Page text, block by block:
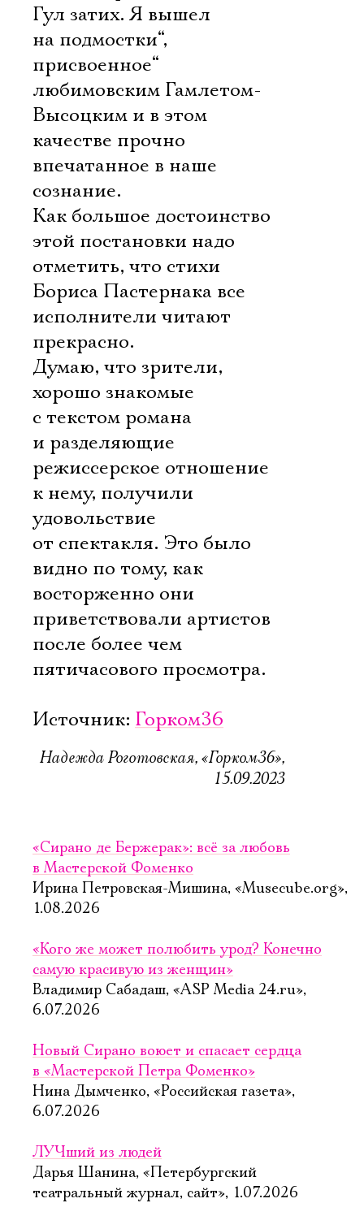
Гул затих. Я вышел
на подмостки“,
присвоенное“
любимовским Гамлетом-
Высоцким и в этом
качестве прочно
впечатанное в наше
сознание.
Как большое достоинство
этой постановки надо
отметить, что стихи
Бориса Пастернака все
исполнители читают
прекрасно.
Думаю, что зрители,
хорошо знакомые
с текстом романа
и разделяющие
режиссерское отношение
к нему, получили
удовольствие
от спектакля. Это было
видно по тому, как
восторженно они
приветствовали артистов
после более чем
пятичасового просмотра.
Источник: Горком36
Надежда Роготовская, «Горком36»,
15.09.2023
«Сирано де Бержерак»: всё за любовь
в Мастерской Фоменко
Ирина Петровская-Мишина, «Musecube.org»,
1.08.2026
«Кого же может полюбить урод? Конечно
самую красивую из женщин»
Владимир Сабадаш, «ASP Media 24.ru»,
6.07.2026
Новый Сирано воюет и спасает сердца
в «Мастерской Петра Фоменко»
Нина Дымченко, «Российская газета»,
6.07.2026
ЛУЧший из людей
Дарья Шанина, «Петербургский
театральный журнал, сайт», 1.07.2026